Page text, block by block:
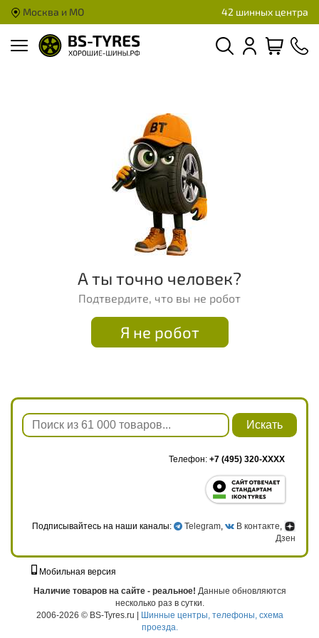
Москва и МО 42 шинных центра
А ты точно человек?
Подтвердите, что вы не робот
Я не робот
Искать
Телефон: +7 (495) 320-XXXX
Подписывайтесь на наши каналы: Telegram , В контакте
Дзен
Мобильная версия
Наличие товаров на сайте - реальное! Данные обновляются
несколько раз в сутки.
2006-2026 © BS-Tyres.ru | Шинные центры, телефоны, схема
проезда.